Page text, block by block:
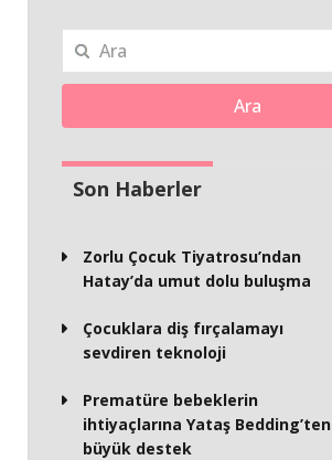
Ara
Son Haberler
Zorlu Çocuk Tiyatrosu’ndan
Hatay’da umut dolu buluşma
Çocuklara diş fırçalamayı
sevdiren teknoloji
Prematüre bebeklerin
ihtiyaçlarına Yataş Bedding’ten
büyük destek